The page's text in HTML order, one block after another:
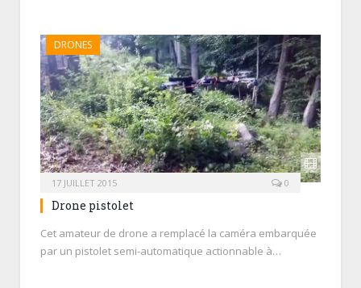
DRONES
17 JUILLET 2015 0
Drone pistolet
Cet amateur de drone a remplacé la caméra embarquée
par un pistolet semi-automatique actionnable à…